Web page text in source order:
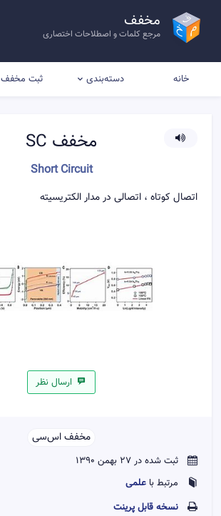
مخفف
مرجع کلمات و اصطلاحات اختصاری
خانه دسته‌بندی ثبت مخفف
مخفف SC
Short Circuit
اتصال کوتاه ، اتصالی در مدار الکتریسیته
ارسال نظر
مخفف اس‌سی‌‌
ثبت شده در 27 بهمن 1390
مرتبط باعلمی
نسخه قابل پرينت